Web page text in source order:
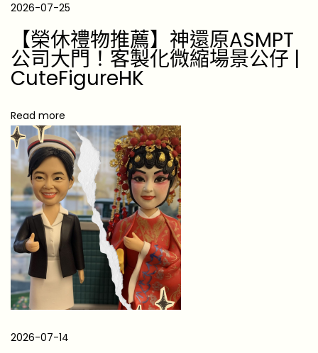
創
意
用
獨
特
品
清
單
：
9
大
喜
2026-07-25
【榮休禮物推薦】神還原ASMPT
公司大門！客製化微縮場景公仔 |
CuteFigureHK
Read more
2026-07-14